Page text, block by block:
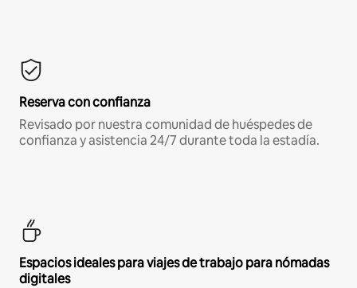
Reserva con confianza
Revisado por nuestra comunidad de huéspedes de
confianza y asistencia 24/7 durante toda la estadía.
Espacios ideales para viajes de trabajo para nómadas
digitales